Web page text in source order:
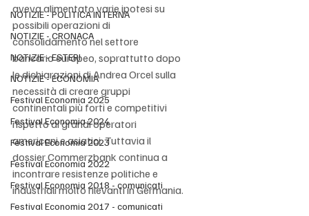
NOTIZIE - POLITICA INTERNA
NOTIZIE - CRONACA
NOTIZIE - ESTERI
NOTIZIE - ECONOMIA
Festival Economia 2025
Festival Economia 2024
Festival Economia 2023
Festival Economia 2022
Festival Economia 2018 - comunicati
Festival Economia 2017 - comunicati
aveva alimentato varie ipotesi su
possibili operazioni di
consolidamento nel settore
bancario europeo, soprattutto dopo
le dichiarazioni di Andrea Orcel sulla
necessità di creare gruppi
continentali più forti e competitivi
rispetto ai grandi operatori
americani e asiatici. Tuttavia il
dossier Commerzbank continua a
incontrare resistenze politiche e
industriali molto rilevanti in Germania.